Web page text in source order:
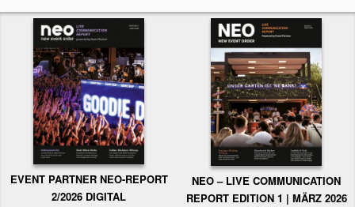
EVENT PARTNER NEO-REPORT
2/2026 DIGITAL
NEO – LIVE COMMUNICATION
REPORT EDITION 1 | MÄRZ 2026